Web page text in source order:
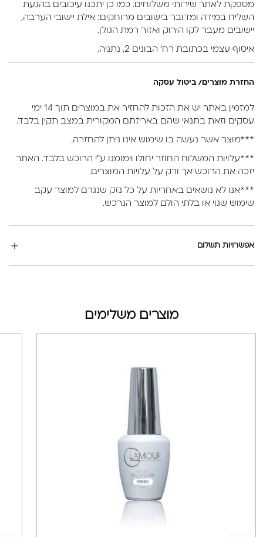
מספקת לאתר שירותי משלוחים. כמו כן יתכנו עיכובים בהגעת
השליח במידה ומדובר בישובים מרוחקים: אילת יישובי הערבה,
יישובים מעבר לקו הירוק ואזור רמת הגולן.
איסוף עצמי בכתובת רח’ הבונים 2, נתניה.
החזרת מוצרים/ ביטול עסקה
למזמין באתר יש את הזכות להחזיר את במוצרים תוך 14 ימי
עסקים וזאת בתנאי שהם באריזתם המקורית במצב תקין בלבד.
***מוצר אשר נעשה בו שימוש אינו ניתן להחזרה.
***עלויות המשלוח החוזר יחולו וימומנו ע”י הרוכש בלבד. האתר
יזכה את הרוכש אך ורק על עלויות המוצרים.
***אנו לא נושאים באחריות על כל נזק שנגרם למוצר עקב
שימוש שגוי או בלתי הולם למוצר הנרכש.
אפשרויות תשלום
מוצרים משלימים